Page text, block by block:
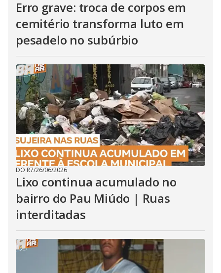
Erro grave: troca de corpos em
cemitério transforma luto em
pesadelo no subúrbio
DO R7/26/06/2026
Lixo continua acumulado no
bairro do Pau Miúdo | Ruas
interditadas